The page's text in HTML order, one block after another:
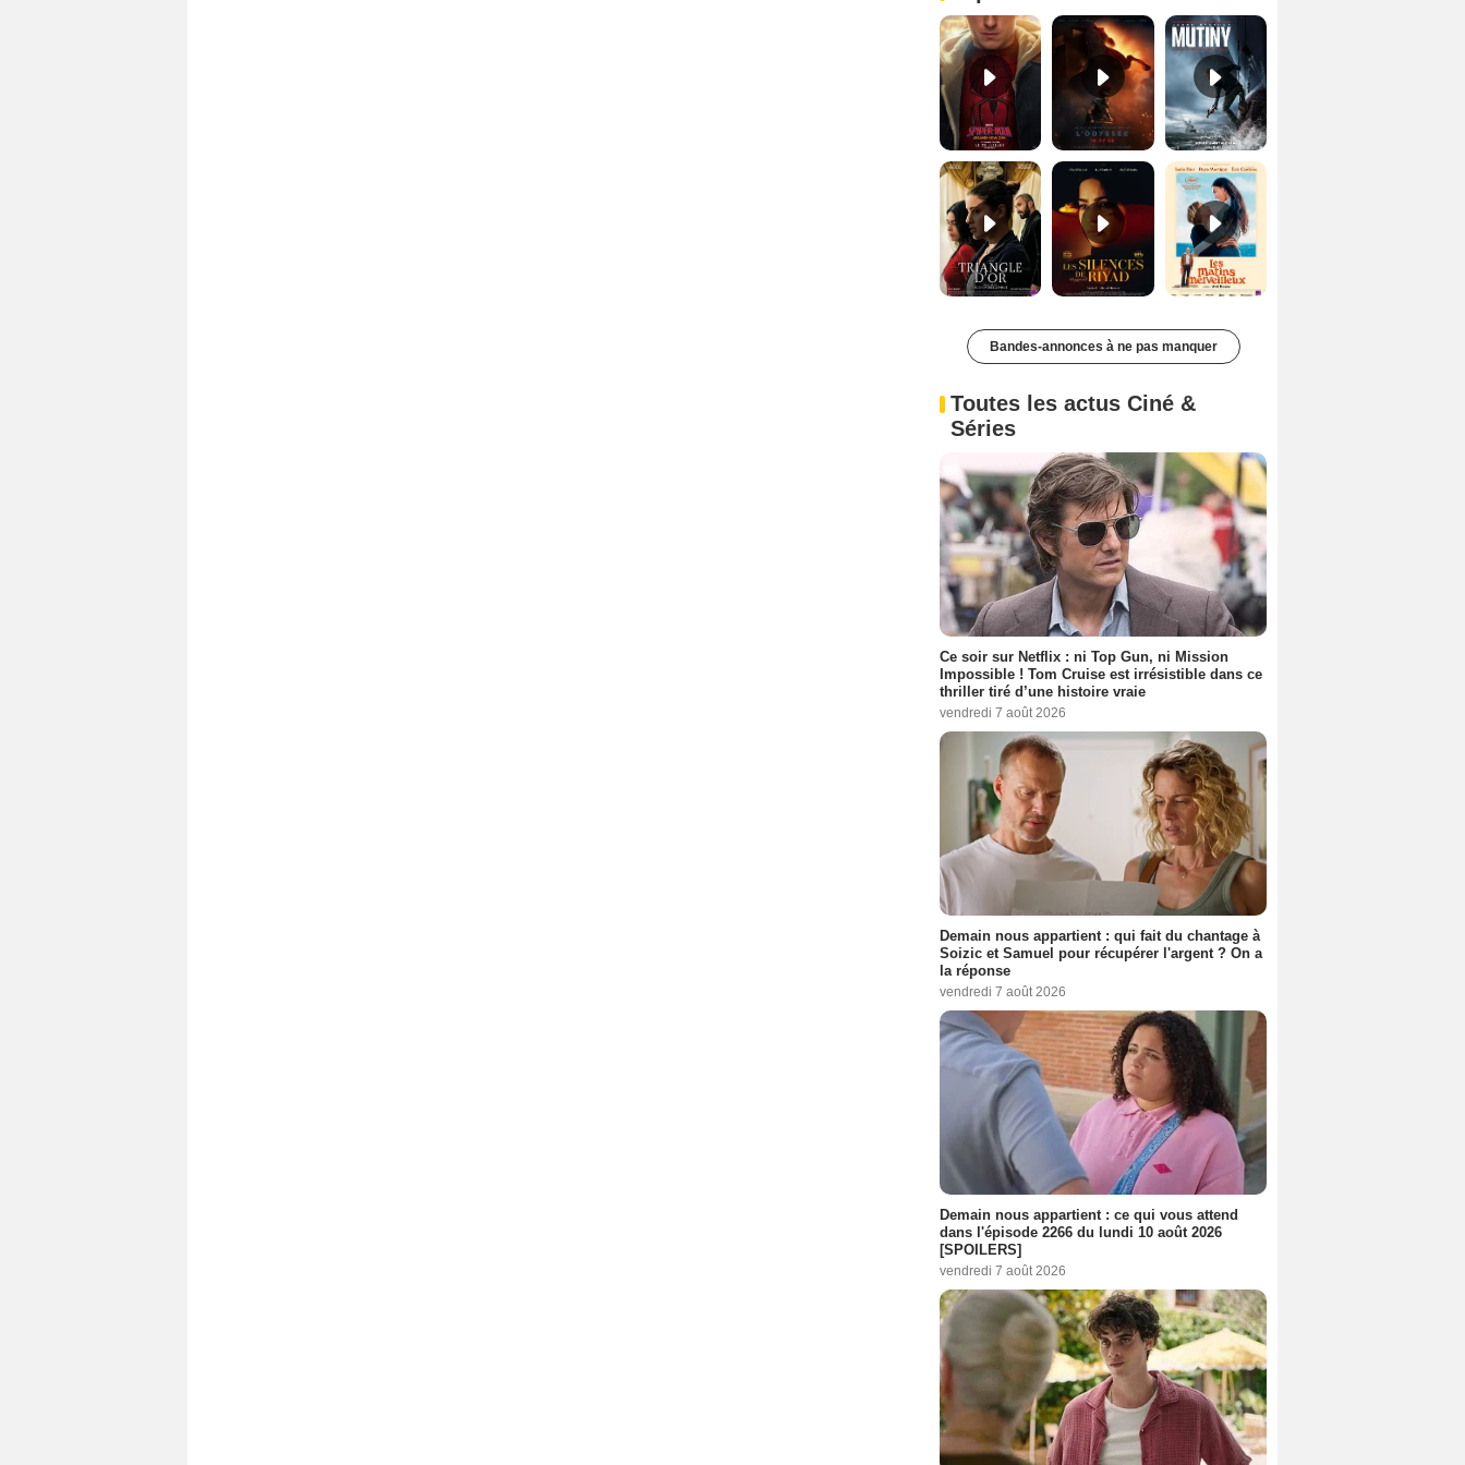
Les Silences de Riyad Bande-annonce VO STFR Les Matins merveilleux Bande-annonce VF
Bandes-annonces à ne pas manquer
Toutes les actus Ciné &
Séries
Ce soir sur Netflix : ni Top Gun, ni Mission
Impossible ! Tom Cruise est irrésistible dans ce
thriller tiré d’une histoire vraie
vendredi 7 août 2026
Demain nous appartient : qui fait du chantage à
Soizic et Samuel pour récupérer l'argent ? On a
la réponse
vendredi 7 août 2026
Demain nous appartient : ce qui vous attend
dans l'épisode 2266 du lundi 10 août 2026
[SPOILERS]
vendredi 7 août 2026